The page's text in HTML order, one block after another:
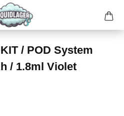
/ POD System
/ 1.8ml Violet